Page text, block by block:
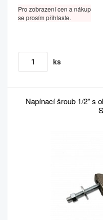
Pro zobrazení cen a nákup
se prosím přihlaste.
ks
Napínací šroub 1/2" s